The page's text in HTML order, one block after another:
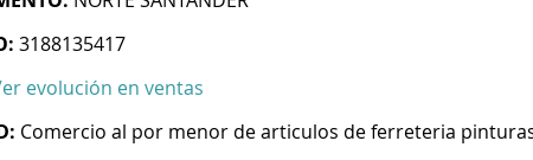
3188135417
evolución en ventas
Comercio al por menor de articulos de ferreteria